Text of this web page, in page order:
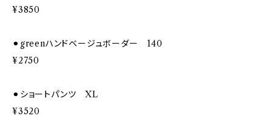
¥3850
⚫︎greenハンドベージュボーダー 140
¥2750
⚫︎ショートパンツ XL
¥3520